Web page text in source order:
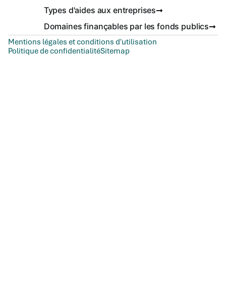
Types d'aides aux entreprises
Domaines finançables par les fonds publics
Mentions légales et conditions d'utilisation
Politique de confidentialitéSitemap